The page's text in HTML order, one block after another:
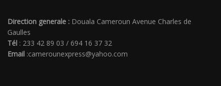
Direction generale : Douala Cameroun Avenue Charles de
Gaulles
Tél : 233 42 89 03 / 694 16 37 32
Email :camerounexpress@yahoo.com